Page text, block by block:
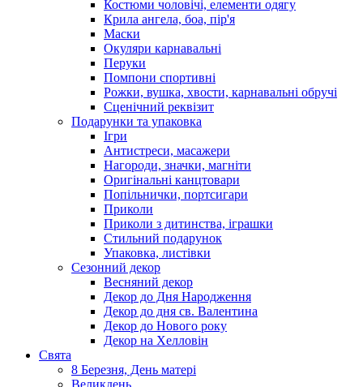
Костюми чоловічі, елементи одягу
Крила ангела, боа, пір'я
Маски
Окуляри карнавальні
Перуки
Помпони спортивні
Рожки, вушка, хвости, карнавальні обручі
Сценічний реквізит
Подарунки та упаковка
Ігри
Антистреси, масажери
Нагороди, значки, магніти
Оригінальні канцтовари
Попільнички, портсигари
Приколи
Приколи з дитинства, іграшки
Стильний подарунок
Упаковка, листівки
Сезонний декор
Весняний декор
Декор до Дня Народження
Декор до дня св. Валентина
Декор до Нового року
Декор на Хелловін
Свята
8 Березня, День матері
Великдень